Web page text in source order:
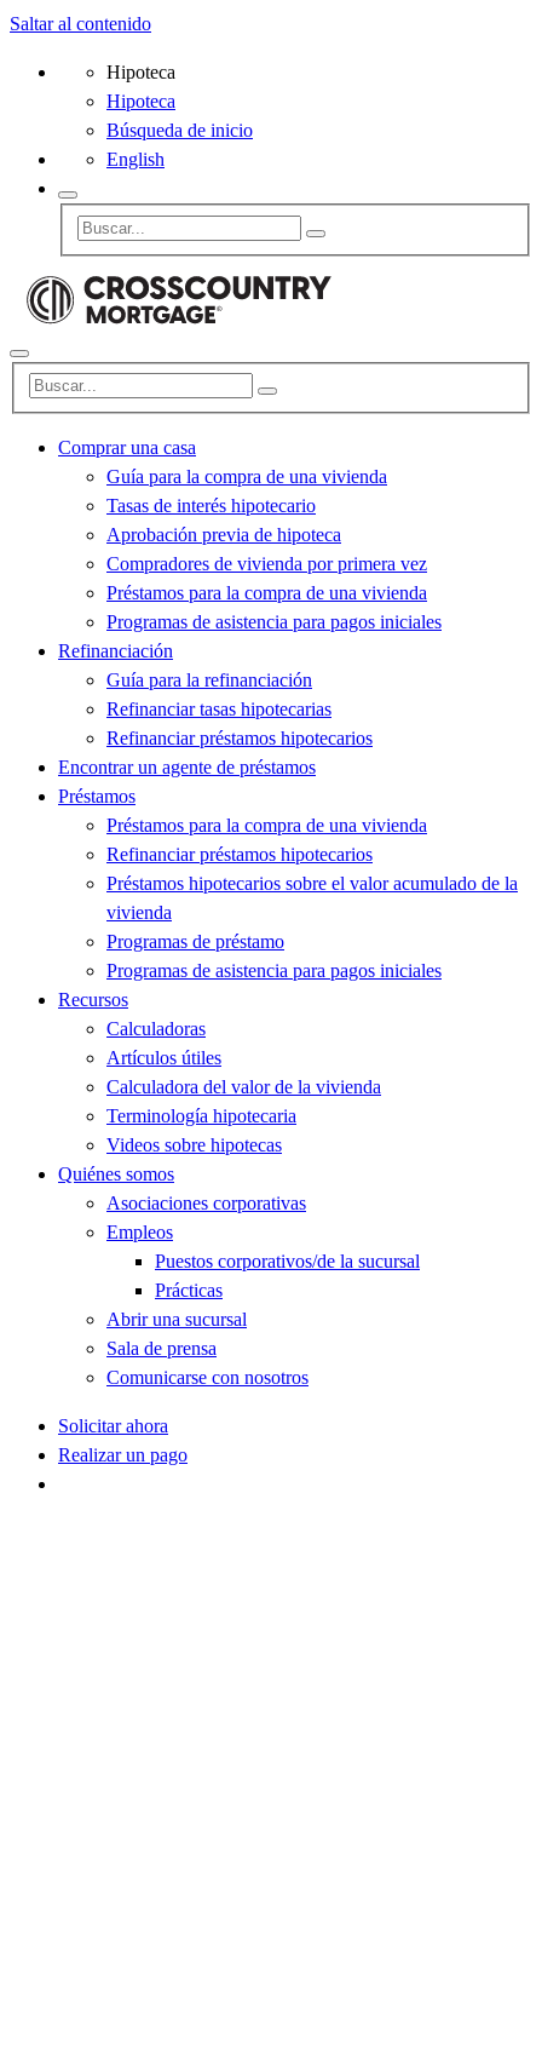
Saltar al contenido
Hipoteca
Hipoteca
Búsqueda de inicio
English
Comprar una casa
Guía para la compra de una vivienda
Tasas de interés hipotecario
Aprobación previa de hipoteca
Compradores de vivienda por primera vez
Préstamos para la compra de una vivienda
Programas de asistencia para pagos iniciales
Refinanciación
Guía para la refinanciación
Refinanciar tasas hipotecarias
Refinanciar préstamos hipotecarios
Encontrar un agente de préstamos
Préstamos
Préstamos para la compra de una vivienda
Refinanciar préstamos hipotecarios
Préstamos hipotecarios sobre el valor acumulado de la
vivienda
Programas de préstamo
Programas de asistencia para pagos iniciales
Recursos
Calculadoras
Artículos útiles
Calculadora del valor de la vivienda
Terminología hipotecaria
Videos sobre hipotecas
Quiénes somos
Asociaciones corporativas
Empleos
Puestos corporativos/de la sucursal
Prácticas
Abrir una sucursal
Sala de prensa
Comunicarse con nosotros
Solicitar ahora
Realizar un pago